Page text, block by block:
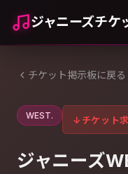
ジャニーズチケ
チケット掲示板に戻る
WEST. ↓ チケット
ジャニーズ